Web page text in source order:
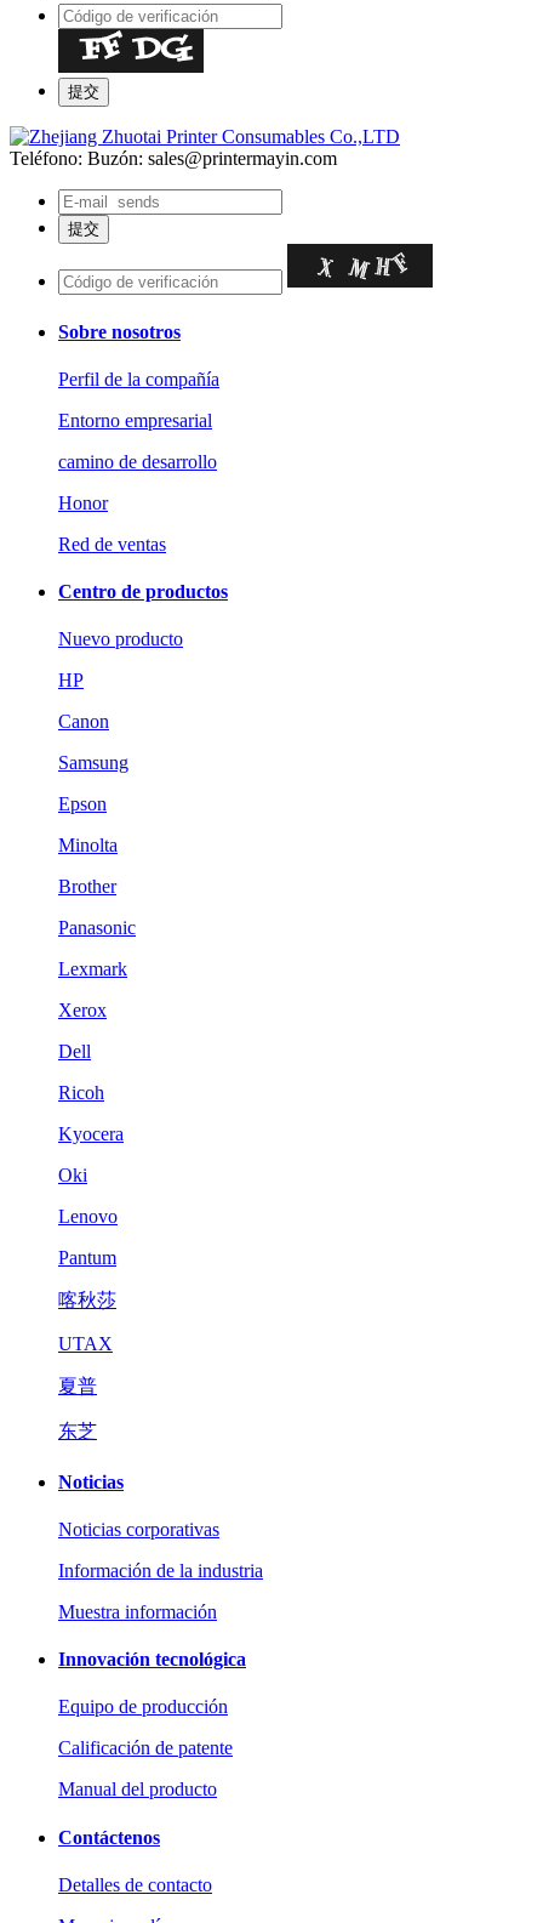
Teléfono: Buzón: sales@printermayin.com
Sobre nosotros
Perfil de la compañía
Entorno empresarial
camino de desarrollo
Honor
Red de ventas
Centro de productos
Nuevo producto
HP
Canon
Samsung
Epson
Minolta
Brother
Panasonic
Lexmark
Xerox
Dell
Ricoh
Kyocera
Oki
Lenovo
Pantum
喀秋莎
UTAX
夏普
东芝
Noticias
Noticias corporativas
Información de la industria
Muestra información
Innovación tecnológica
Equipo de producción
Calificación de patente
Manual del producto
Contáctenos
Detalles de contacto